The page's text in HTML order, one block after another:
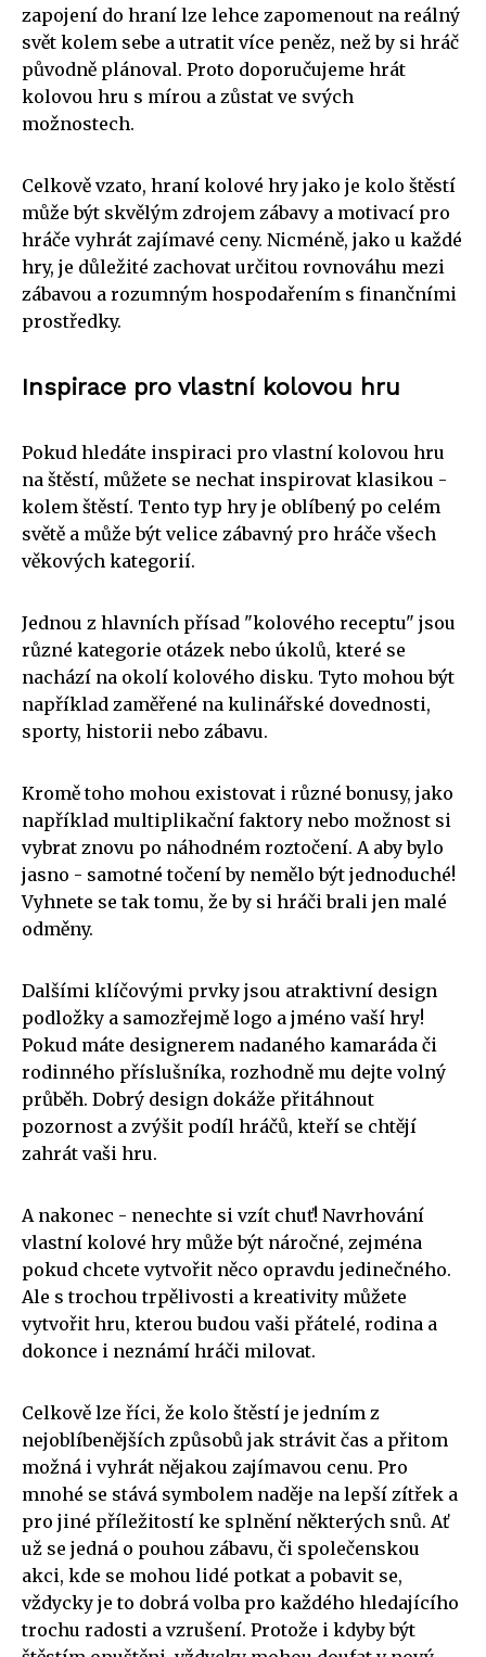
zapojení do hraní lze lehce zapomenout na reálný
svět kolem sebe a utratit více peněz, než by si hráč
původně plánoval. Proto doporučujeme hrát
kolovou hru s mírou a zůstat ve svých
možnostech.
Celkově vzato, hraní kolové hry jako je kolo štěstí
může být skvělým zdrojem zábavy a motivací pro
hráče vyhrát zajímavé ceny. Nicméně, jako u každé
hry, je důležité zachovat určitou rovnováhu mezi
zábavou a rozumným hospodařením s finančními
prostředky.
Inspirace pro vlastní kolovou hru
Pokud hledáte inspiraci pro vlastní kolovou hru
na štěstí, můžete se nechat inspirovat klasikou -
kolem štěstí. Tento typ hry je oblíbený po celém
světě a může být velice zábavný pro hráče všech
věkových kategorií.
Jednou z hlavních přísad "kolového receptu" jsou
různé kategorie otázek nebo úkolů, které se
nachází na okolí kolového disku. Tyto mohou být
například zaměřené na kulinářské dovednosti,
sporty, historii nebo zábavu.
Kromě toho mohou existovat i různé bonusy, jako
například multiplikační faktory nebo možnost si
vybrat znovu po náhodném roztočení. A aby bylo
jasno - samotné točení by nemělo být jednoduché!
Vyhnete se tak tomu, že by si hráči brali jen malé
odměny.
Dalšími klíčovými prvky jsou atraktivní design
podložky a samozřejmě logo a jméno vaší hry!
Pokud máte designerem nadaného kamaráda či
rodinného příslušníka, rozhodně mu dejte volný
průběh. Dobrý design dokáže přitáhnout
pozornost a zvýšit podíl hráčů, kteří se chtějí
zahrát vaši hru.
A nakonec - nenechte si vzít chuť! Navrhování
vlastní kolové hry může být náročné, zejména
pokud chcete vytvořit něco opravdu jedinečného.
Ale s trochou trpělivosti a kreativity můžete
vytvořit hru, kterou budou vaši přátelé, rodina a
dokonce i neznámí hráči milovat.
Celkově lze říci, že kolo štěstí je jedním z
nejoblíbenějších způsobů jak strávit čas a přitom
možná i vyhrát nějakou zajímavou cenu. Pro
mnohé se stává symbolem naděje na lepší zítřek a
pro jiné příležitostí ke splnění některých snů. Ať
už se jedná o pouhou zábavu, či společenskou
akci, kde se mohou lidé potkat a pobavit se,
vždycky je to dobrá volba pro každého hledajícího
trochu radosti a vzrušení. Protože i kdyby být